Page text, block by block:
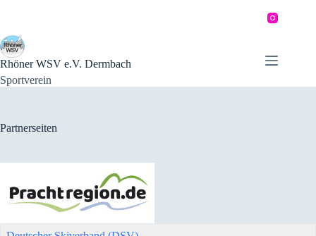
Rhöner WSV e.V. Dermbach
Sportverein
Partnerseiten